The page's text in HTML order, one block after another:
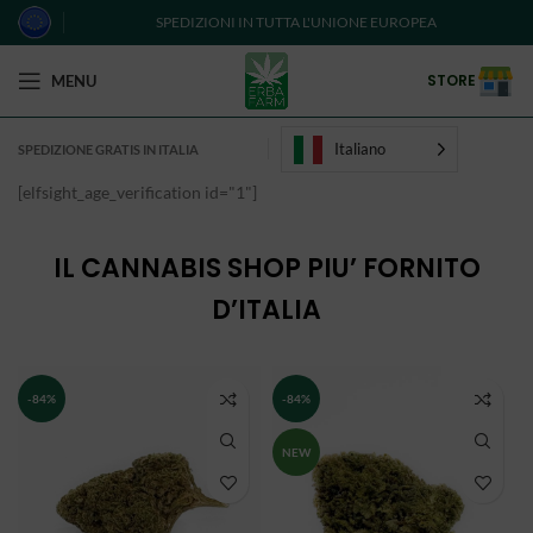
SPEDIZIONI IN TUTTA L'UNIONE EUROPEA
MENU STORE
SPEDIZIONE GRATIS IN ITALIA Italiano
[elfsight_age_verification id="1"]
IL CANNABIS SHOP PIU’ FORNITO
D’ITALIA
-84% -84%
NEW